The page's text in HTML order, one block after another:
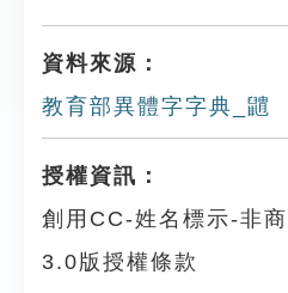
資料來源：
教育部異體字字典_䶇
授權資訊：
創用CC-姓名標示-非
3.0版授權條款